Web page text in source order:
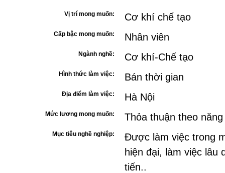
Vị trí mong muốn: Cơ khí chế tạo
Cấp bậc mong muốn: Nhân viên
Ngành nghề: Cơ khí-Chế tạo
Hình thức làm việc: Bán thời gian
Địa điểm làm việc: Hà Nội
Mức lương mong muốn: Thỏa thuận theo
Mục tiêu nghề nghiệp:
Được làm việc trong
hiện đại, làm việc lâu
tiến..